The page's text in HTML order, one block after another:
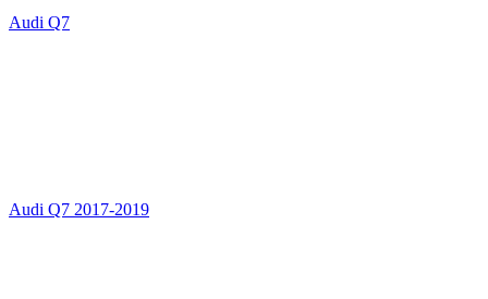
Audi Q7
Audi Q7 2017-2019